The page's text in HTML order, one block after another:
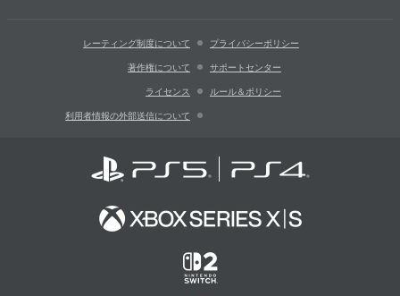
レーティング制度について プライバシーポリシー
著作権について サポートセンター
ライセンス ルール＆ポリシー
利用者情報の外部送信について